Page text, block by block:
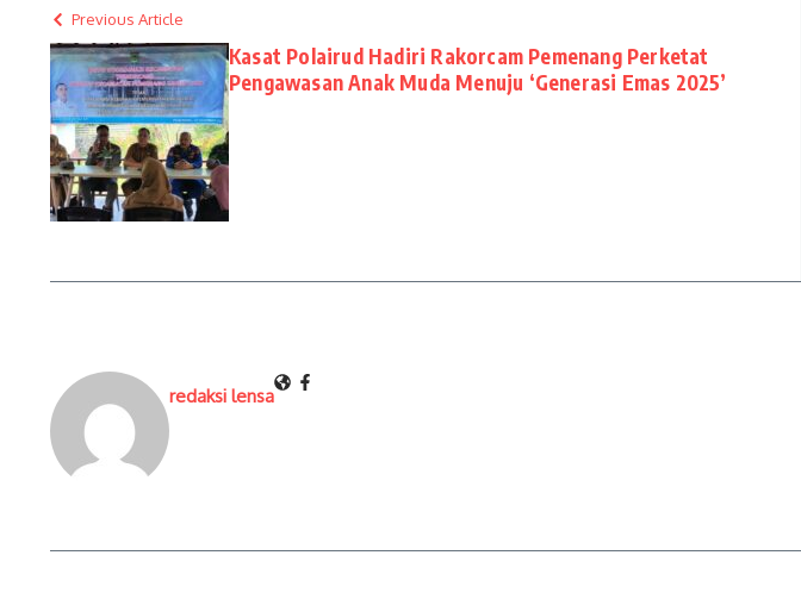
Previous Article
Kasat Polairud Hadiri Rakorcam Pemenang Perketat
Pengawasan Anak Muda Menuju ‘Generasi Emas 2025’
redaksi lensa